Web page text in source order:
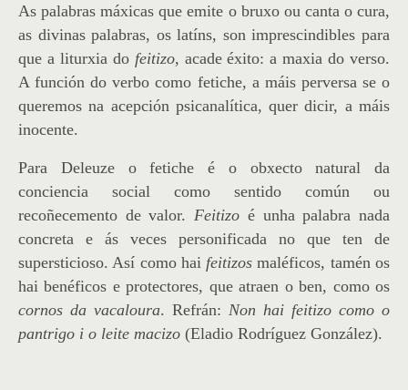
As palabras máxicas que emite o bruxo ou canta o cura,
as divinas palabras, os latíns, son imprescindibles para
que a liturxia do feitizo, acade éxito: a maxia do verso.
A función do verbo como fetiche, a máis perversa se o
queremos na acepción psicanalítica, quer dicir, a máis
inocente.
Para Deleuze o fetiche é o obxecto natural da
conciencia social como sentido común ou
recoñecemento de valor.Feitizo é unha palabra nada
concreta e ás veces personificada no que ten de
supersticioso. Así como hai feitizos maléficos, tamén os
hai benéficos e protectores, que atraen o ben, como os
cornos da vacaloura. Refrán: Non hai feitizo como o
pantrigo i o leite macizo (Eladio Rodríguez González).